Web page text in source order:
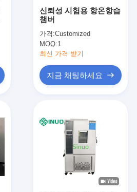
신뢰성 시험용 항온항습
챔버
가격:Customized
MOQ:1
최신 가격 받기
지금 채팅하세요